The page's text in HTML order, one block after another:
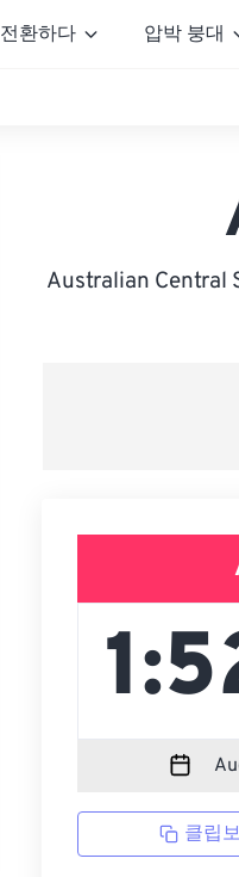
전환하다 압박 붕대
Australian Central
클립